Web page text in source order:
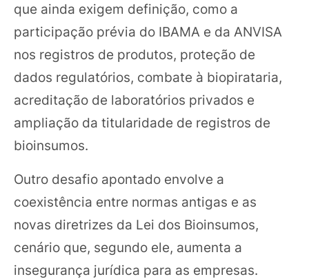
que ainda exigem definição, como a
participação prévia do IBAMA e da ANVISA
nos registros de produtos, proteção de
dados regulatórios, combate à biopirataria,
acreditação de laboratórios privados e
ampliação da titularidade de registros de
bioinsumos.
Outro desafio apontado envolve a
coexistência entre normas antigas e as
novas diretrizes da Lei dos Bioinsumos,
cenário que, segundo ele, aumenta a
insegurança jurídica para as empresas.